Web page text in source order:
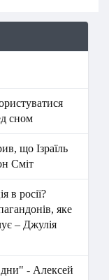
сном
що Ізраїль
Сміт
в росії?
яке
– Джулія
- Алексей